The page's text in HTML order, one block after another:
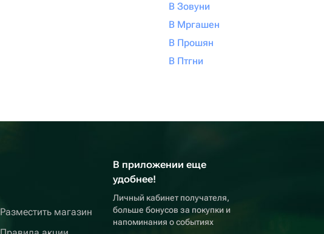
В Зовуни
В Мргашен
В Прошян
В Птгни
Разместить магазин
В приложении еще
удобнее!
Личный кабинет получателя,
больше бонусов за покупки и
напоминания о событиях